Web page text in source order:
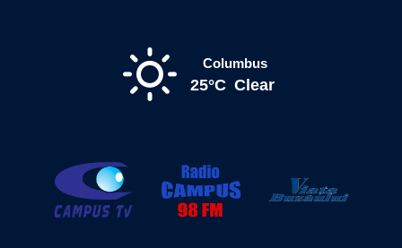
Columbus
25°C Clear